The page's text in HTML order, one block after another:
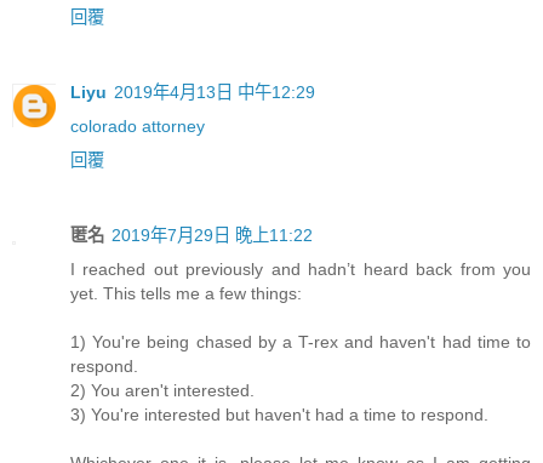
回覆
Liyu 2019年4月13日 中午12:29
colorado attorney
回覆
匿名 2019年7月29日 晚上11:22
I reached out previously and hadn’t heard back from you
yet. This tells me a few things:
1) You're being chased by a T-rex and haven't had time to
respond.
2) You aren't interested.
3) You're interested but haven't had a time to respond.